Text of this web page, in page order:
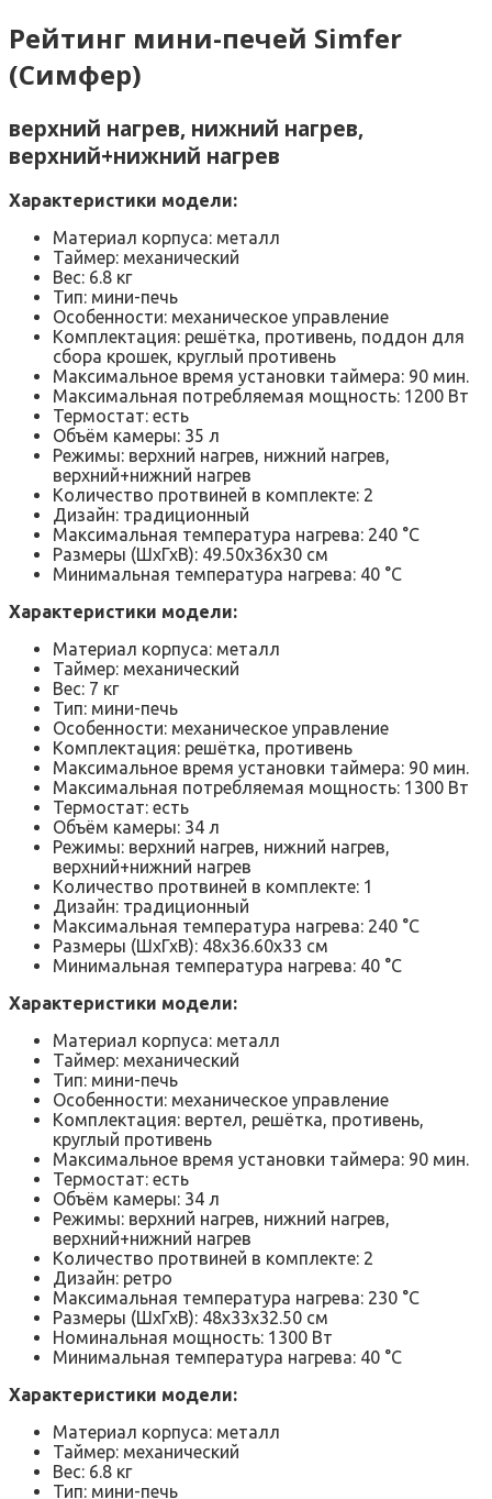
Рейтинг мини-печей Simfer
(Симфер)
верхний нагрев, нижний нагрев,
верхний+нижний нагрев
Характеристики модели:
Материал корпуса: металл
Таймер: механический
Вес: 6.8 кг
Тип: мини-печь
Особенности: механическое управление
Комплектация: решётка, противень, поддон для
сбора крошек, круглый противень
Максимальное время установки таймера: 90 мин.
Максимальная потребляемая мощность: 1200 Вт
Термостат: есть
Объём камеры: 35 л
Режимы: верхний нагрев, нижний нагрев,
верхний+нижний нагрев
Количество протвиней в комплекте: 2
Дизайн: традиционный
Максимальная температура нагрева: 240 °C
Размеры (ШхГхВ): 49.50х36х30 см
Минимальная температура нагрева: 40 °C
Характеристики модели:
Материал корпуса: металл
Таймер: механический
Вес: 7 кг
Тип: мини-печь
Особенности: механическое управление
Комплектация: решётка, противень
Максимальное время установки таймера: 90 мин.
Максимальная потребляемая мощность: 1300 Вт
Термостат: есть
Объём камеры: 34 л
Режимы: верхний нагрев, нижний нагрев,
верхний+нижний нагрев
Количество протвиней в комплекте: 1
Дизайн: традиционный
Максимальная температура нагрева: 240 °C
Размеры (ШхГхВ): 48х36.60х33 см
Минимальная температура нагрева: 40 °C
Характеристики модели:
Материал корпуса: металл
Таймер: механический
Тип: мини-печь
Особенности: механическое управление
Комплектация: вертел, решётка, противень,
круглый противень
Максимальное время установки таймера: 90 мин.
Термостат: есть
Объём камеры: 34 л
Режимы: верхний нагрев, нижний нагрев,
верхний+нижний нагрев
Количество протвиней в комплекте: 2
Дизайн: ретро
Максимальная температура нагрева: 230 °C
Размеры (ШхГхВ): 48х33х32.50 см
Номинальная мощность: 1300 Вт
Минимальная температура нагрева: 40 °C
Характеристики модели:
Материал корпуса: металл
Таймер: механический
Вес: 6.8 кг
Тип: мини-печь